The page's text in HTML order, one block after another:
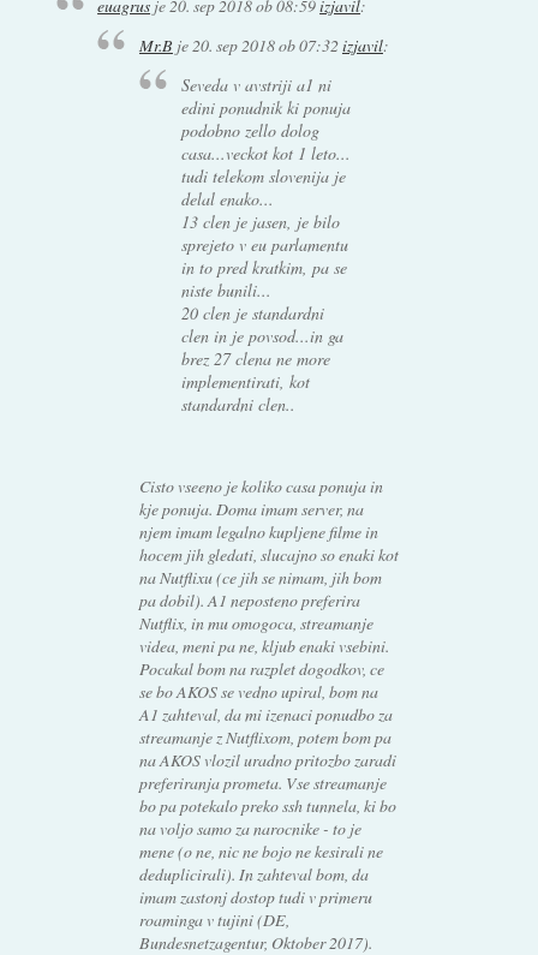
euagrus je 20. sep 2018 ob 08:59izjavil:
Mr.B je 20. sep 2018 ob 07:32izjavil:
Seveda v avstriji a1 ni
edini ponudnik ki ponuja
podobno zello dolog
casa...veckot kot 1 leto...
tudi telekom slovenija je
delal enako...
13 clen je jasen, je bilo
sprejeto v eu parlamentu
in to pred kratkim, pa se
niste bunili...
20 clen je standardni
clen in je povsod...in ga
brez 27 clena ne more
implementirati, kot
standardni clen..
Cisto vseeno je koliko casa ponuja in
kje ponuja. Doma imam server, na
njem imam legalno kupljene filme in
hocem jih gledati, slucajno so enaki kot
na Nutflixu (ce jih se nimam, jih bom
pa dobil). A1 neposteno preferira
Nutflix, in mu omogoca, streamanje
videa, meni pa ne, kljub enaki vsebini.
Pocakal bom na razplet dogodkov, ce
se bo AKOS se vedno upiral, bom na
A1 zahteval, da mi izenaci ponudbo za
streamanje z Nutflixom, potem bom pa
na AKOS vlozil uradno pritozbo zaradi
preferiranja prometa. Vse streamanje
bo pa potekalo preko ssh tunnela, ki bo
na voljo samo za narocnike - to je
mene (o ne, nic ne bojo ne kesirali ne
deduplicirali). In zahteval bom, da
imam zastonj dostop tudi v primeru
roaminga v tujini (DE,
Bundesnetzagentur, Oktober 2017).